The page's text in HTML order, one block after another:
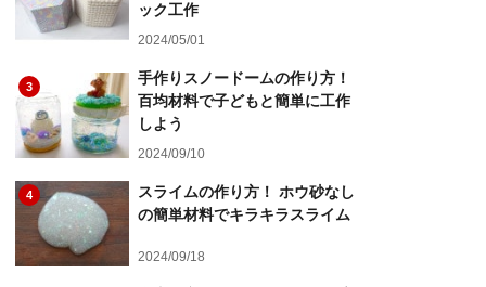
ック工作
2024/05/01
3
手作りスノードームの作り方！
百均材料で子どもと簡単に工作
しよう
2024/09/10
4
スライムの作り方！ ホウ砂なし
の簡単材料でキラキラスライム
2024/09/18